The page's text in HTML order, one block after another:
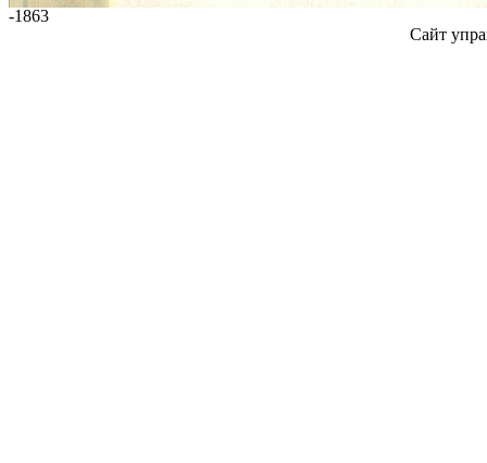
-1863
Сайт